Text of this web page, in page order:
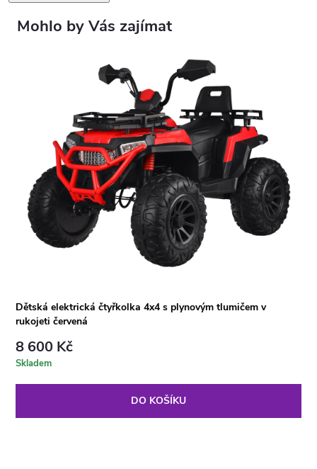
Dětská elektrická čtyřkolka 4x4 s plynovým tlumičem v
rukojeti červená
8 600 Kč
Skladem
DO KOŠÍKU